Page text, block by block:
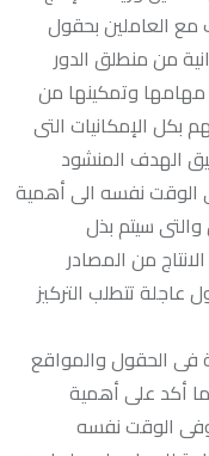
مع العاملين بحقول
من منطلق الدور
مهامها وتمكينها من
الإمكانيات التى
الهدف المنشود
فى الوقت نفسه الى أهمية
سيتم بذل
من المصادر
عاجلة تتطلب التركيز
فى الحقول والمواقع
أكد على أهمية
الوقت نفسه